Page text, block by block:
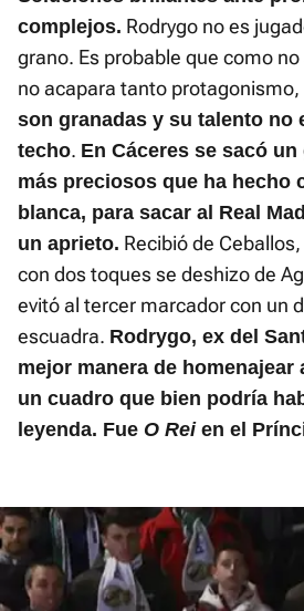
complejos. Rodrygo no es
grano. Es probable que como
no acapara tanto protagonismo,
son granadas y su talento no
techo. En Cáceres se sacó
más preciosos que ha hecho
blanca, para sacar al Real
un aprieto. Recibió de
con dos toques se deshizo de
evitó al tercer marcador con un
escuadra. Rodrygo, ex del
mejor manera de homenajear
un cuadro que bien podría
leyenda. Fue O Reien el